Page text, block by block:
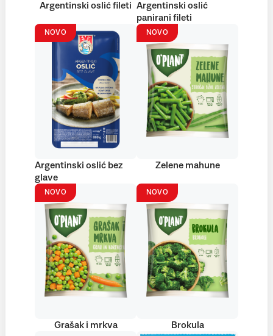
Argentinski oslić fileti Argentinski oslić
panirani fileti
NOVO
Argentinski oslić bez
glave
NOVO
Zelene mahune
NOVO
Grašak i mrkva
NOVO
Brokula